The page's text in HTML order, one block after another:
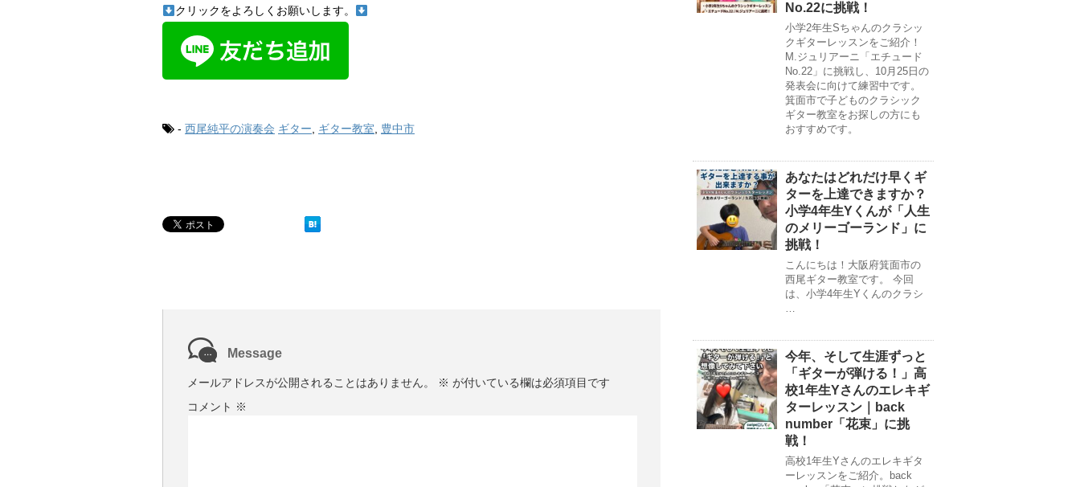
クリックをよろしくお願いします。
- 西尾純平の演奏会 ギター, ギター教室, 豊中市
Message
メールアドレスが公開されることはありません。 ※ が付いている欄は必須項目です
コメント ※
No.22に挑戦！
小学2年生Sちゃんのクラシッ
クギターレッスンをご紹介！
M.ジュリアーニ「エチュード
No.22」に挑戦し、10月25日の
発表会に向けて練習中です。
箕面市で子どものクラシック
ギター教室をお探しの方にも
おすすめです。
あなたはどれだけ早くギ
ターを上達できますか？
小学4年生Yくんが「人生
のメリーゴーランド」に
挑戦！
こんにちは！大阪府箕面市の
西尾ギター教室です。 今回
は、小学4年生Yくんのクラシ
…
今年、そして生涯ずっと
「ギターが弾ける！」高
校1年生Yさんのエレキギ
ターレッスン｜back
number「花束」に挑
戦！
高校1年生Yさんのエレキギタ
ーレッスンをご紹介。back